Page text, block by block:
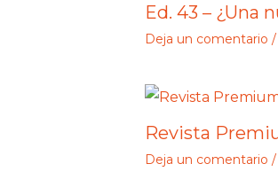
Ed. 43 – ¿Una
Deja un comentario /
Revista
Deja un comentario /